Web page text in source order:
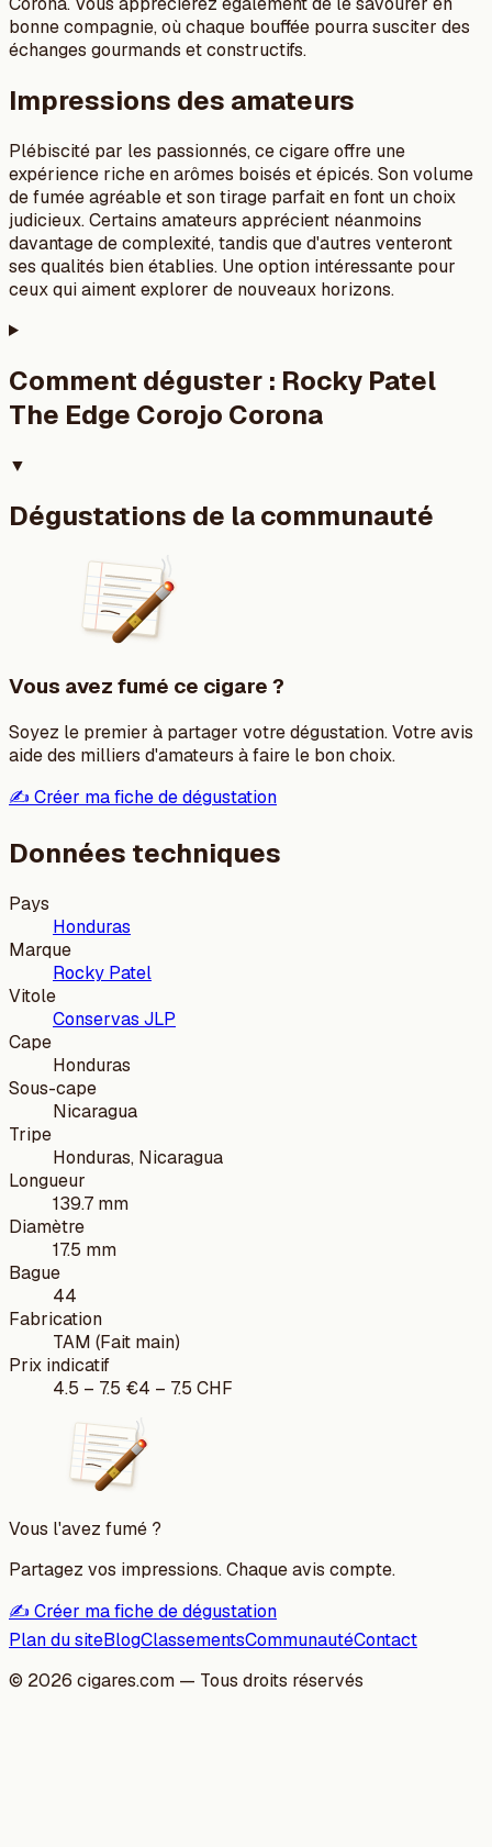
bonne compagnie, où chaque bouffée pourra susciter des
échanges gourmands et constructifs.
Impressions des amateurs
Plébiscité par les passionnés, ce cigare offre une
expérience riche en arômes boisés et épicés. Son volume
de fumée agréable et son tirage parfait en font un choix
judicieux. Certains amateurs apprécient néanmoins
davantage de complexité, tandis que d'autres venteront
ses qualités bien établies. Une option intéressante pour
ceux qui aiment explorer de nouveaux horizons.
Comment déguster : Rocky Patel
The Edge Corojo Corona
▼
Dégustations de la communauté
Vous avez fumé ce cigare ?
Soyez le premier à partager votre dégustation. Votre avis
aide des milliers d'amateurs à faire le bon choix.
✍️ Créer ma fiche de dégustation
Données techniques
Pays
Honduras
Marque
Rocky Patel
Vitole
Conservas JLP
Cape
Honduras
Sous-cape
Nicaragua
Tripe
Honduras, Nicaragua
Longueur
139.7 mm
Diamètre
17.5 mm
Bague
44
Fabrication
TAM (Fait main)
Prix indicatif
4.5 – 7.5 €4 – 7.5 CHF
Vous l'avez fumé ?
Partagez vos impressions. Chaque avis compte.
✍️ Créer ma fiche de dégustation
Plan du siteBlogClassementsCommunautéContact
© 2026 cigares.com — Tous droits réservés